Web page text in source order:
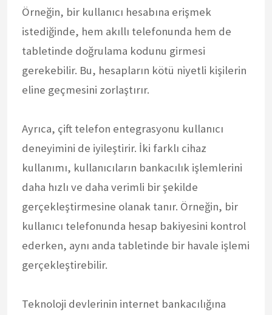
Örneğin, bir kullanıcı hesabına erişmek
istediğinde, hem akıllı telefonunda hem de
tabletinde doğrulama kodunu girmesi
gerekebilir. Bu, hesapların kötü niyetli kişilerin
eline geçmesini zorlaştırır.
Ayrıca, çift telefon entegrasyonu kullanıcı
deneyimini de iyileştirir. İki farklı cihaz
kullanımı, kullanıcıların bankacılık işlemlerini
daha hızlı ve daha verimli bir şekilde
gerçekleştirmesine olanak tanır. Örneğin, bir
kullanıcı telefonunda hesap bakiyesini kontrol
ederken, aynı anda tabletinde bir havale işlemi
gerçekleştirebilir.
Teknoloji devlerinin internet bankacılığına